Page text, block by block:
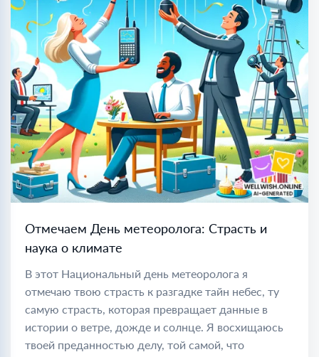
Отмечаем День метеоролога: Страсть и
наука о климате
В этот Национальный день метеоролога я
отмечаю твою страсть к разгадке тайн небес, ту
самую страсть, которая превращает данные в
истории о ветре, дожде и солнце. Я восхищаюсь
твоей преданностью делу, той самой, что